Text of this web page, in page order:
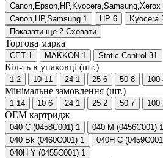
Canon,Epson,HP,Kyocera,Samsung,Xerox
Canon,HP,Samsung 1 HP 6 Kyocera
Показати ще 2 Сховати
Торгова марка
CET 1 MAKKON 1 Static Control 31
Кіл-ть в упаковці (шт.)
1 2 10 11 24 1 25 6 50 8 100
Мінімальне замовлення (шт.)
1 14 10 6 24 1 25 2 50 7 100
ОЕМ картридж
040 C (0458C001) 1 040 M (0456C001) 1
040 Bk (0460C001) 1 040H C
040H Y (0455C001) 1